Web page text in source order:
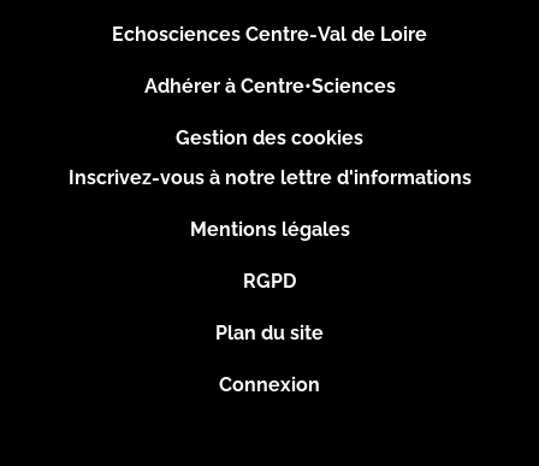
page
Echosciences Centre-Val de Loire
Adhérer à Centre•Sciences
Gestion des cookies
Inscrivez-vous à notre lettre d'informations
Mentions légales
RGPD
Plan du site
Connexion